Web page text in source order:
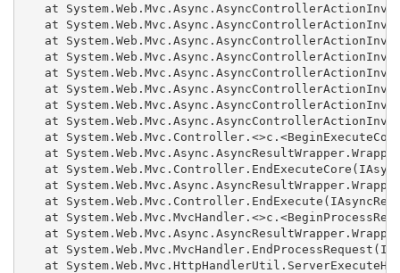
at
at
at
at
at
at
at
at
at
at
at
at
at
at
at
at
at